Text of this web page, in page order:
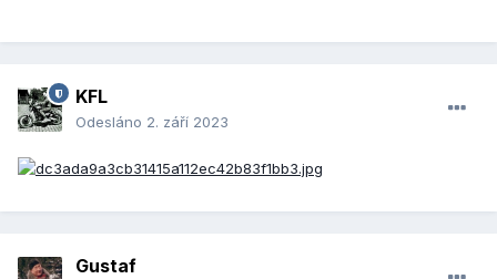
KFL
Odesláno 2. září 2023
Gustaf